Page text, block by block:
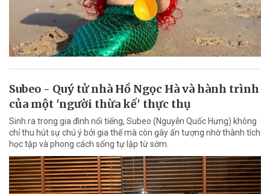
Subeo - Quý tử nhà Hồ Ngọc Hà và hành trình
của một 'người thừa kế' thực thụ
Sinh ra trong gia đình nổi tiếng, Subeo (Nguyễn Quốc Hưng) không
chỉ thu hút sự chú ý bởi gia thế mà còn gây ấn tượng nhờ thành tích
học tập và phong cách sống tự lập từ sớm.